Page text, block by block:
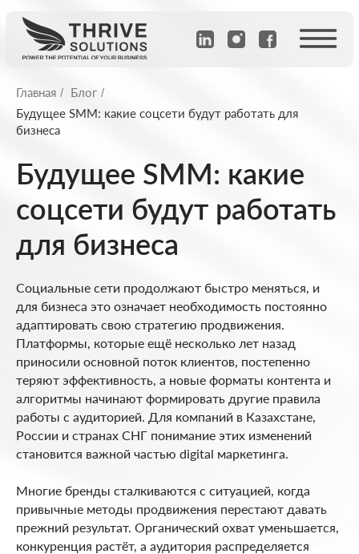
Главная / Блог /
Будущее SMM: какие соцсети будут работать для
бизнеса
Будущее SMM: какие
соцсети будут работать
для бизнеса
Социальные сети продолжают быстро меняться, и
для бизнеса это означает необходимость постоянно
адаптировать свою стратегию продвижения.
Платформы, которые ещё несколько лет назад
приносили основной поток клиентов, постепенно
теряют эффективность, а новые форматы контента и
алгоритмы начинают формировать другие правила
работы с аудиторией. Для компаний в Казахстане,
России и странах СНГ понимание этих изменений
становится важной частью digital маркетинга.
Многие бренды сталкиваются с ситуацией, когда
привычные методы продвижения перестают давать
прежний результат. Органический охват уменьшается,
конкуренция растёт, а аудитория распределяется